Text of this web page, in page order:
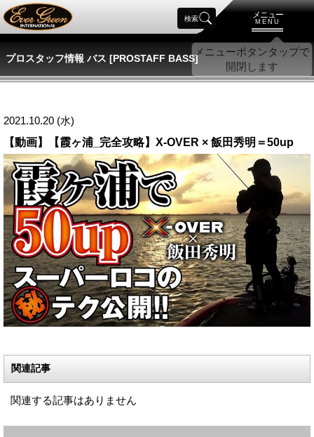
メニュー
MENU
検索
プロスタッフ情報 バス [PROSTAFF BASS]
2021.10.20 (水)
【動画】【霞ヶ浦_完全攻略】X-OVER × 飯田秀明＝50up
関連記事
関連する記事はありません